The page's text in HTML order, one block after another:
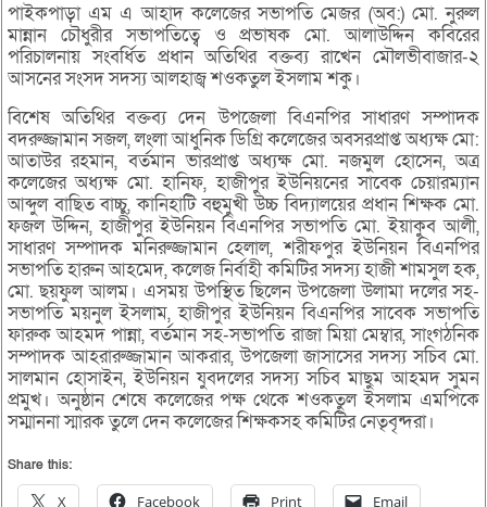
পাইকপাড়া এম এ আহাদ কলেজের সভাপতি মেজর (অব:) মো. নুরুল
মান্নান চৌধুরীর সভাপতিত্বে ও প্রভাষক মো. আলাউদ্দিন কবিরের
পরিচালনায় সংবর্ধিত প্রধান অতিথির বক্তব্য রাখেন মৌলভীবাজার-২
আসনের সংসদ সদস্য আলহাজ্ব শওকতুল ইসলাম শকু।
বিশেষ অতিথির বক্তব্য দেন উপজেলা বিএনপির সাধারণ সম্পাদক
বদরুজ্জামান সজল, লংলা আধুনিক ডিগ্রি কলেজের অবসরপ্রাপ্ত অধ্যক্ষ মো:
আতাউর রহমান, বর্তমান ভারপ্রাপ্ত অধ্যক্ষ মো. নজমুল হোসেন, অত্র
কলেজের অধ্যক্ষ মো. হানিফ, হাজীপুর ইউনিয়নের সাবেক চেয়ারম্যান
আব্দুল বাছিত বাচ্চু, কানিহাটি বহুমুখী উচ্চ বিদ্যালয়ের প্রধান শিক্ষক মো.
ফজল উদ্দিন, হাজীপুর ইউনিয়ন বিএনপির সভাপতি মো. ইয়াকুব আলী,
সাধারণ সম্পাদক মনিরুজ্জামান হেলাল, শরীফপুর ইউনিয়ন বিএনপির
সভাপতি হারুন আহমেদ, কলেজ নির্বাহী কমিটির সদস্য হাজী শামসুল হক,
মো. ছয়ফুল আলম। এসময় উপস্থিত ছিলেন উপজেলা উলামা দলের সহ-
সভাপতি ময়নুল ইসলাম, হাজীপুর ইউনিয়ন বিএনপির সাবেক সভাপতি
ফারুক আহমদ পান্না, বর্তমান সহ-সভাপতি রাজা মিয়া মেম্বার, সাংগঠনিক
সম্পাদক আহরারুজ্জামান আকরার, উপজেলা জাসাসের সদস্য সচিব মো.
সালমান হোসাইন, ইউনিয়ন যুবদলের সদস্য সচিব মাছুম আহমদ সুমন
প্রমুখ। অনুষ্ঠান শেষে কলেজের পক্ষ থেকে শওকতুল ইসলাম এমপিকে
সম্মাননা স্মারক তুলে দেন কলেজের শিক্ষকসহ কমিটির নেতৃবৃন্দরা।
Share this:
X Facebook Print Email